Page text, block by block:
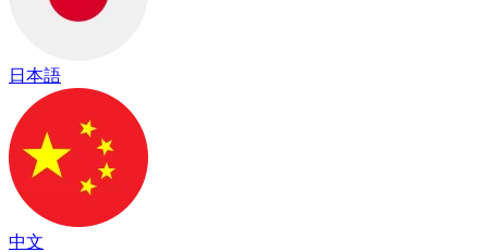
日本語
中文